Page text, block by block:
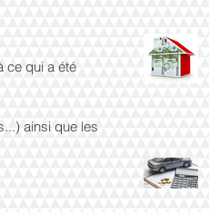
ce qui a été
ainsi que les